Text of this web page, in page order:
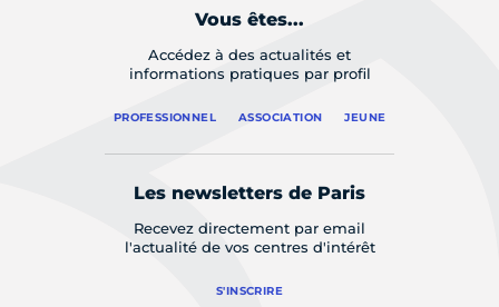
Vous êtes...
Accédez à des actualités et
informations pratiques par profil
PROFESSIONNEL ASSOCIATION JEUNE
Les newsletters de Paris
Recevez directement par email
l'actualité de vos centres d'intérêt
S'INSCRIRE